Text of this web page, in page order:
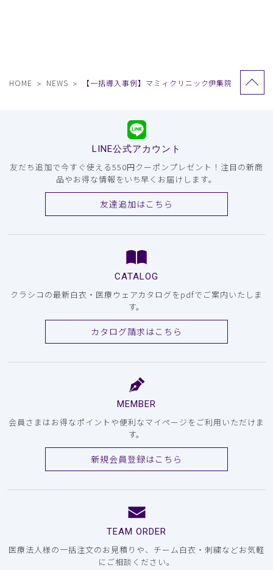
HOME NEWS 【一括導入事例】マミィクリニック伊集院
LINE公式アカウント
友だち追加で今すぐ使える550円クーポンプレゼント！注目の新商
品やお得な情報をいち早くお届けします。
友達追加はこちら
CATALOG
クラシコの最新白衣・医療ウェアカタログをpdfでご案内いたしま
す。
カタログ請求はこちら
MEMBER
会員さまはお得なポイントや便利なマイページをご利用いただけま
す。
新規会員登録はこちら
TEAM ORDER
医療法人様の一括注文のお見積りや、チーム白衣・刺繍などお気軽
にご相談ください。